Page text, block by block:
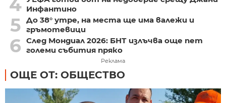
4 Инфантино
5 До 38° утре, на места ще има валежи и
гръмотевици
6 След Мондиал 2026: БНТ излъчва още пет
големи събития пряко
Реклама
ОЩЕ ОТ: ОБЩЕСТВО